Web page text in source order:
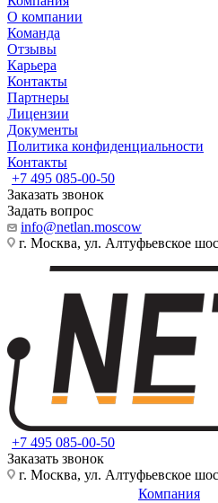
О компании
Команда
Отзывы
Карьера
Контакты
Партнеры
Лицензии
Документы
Политика конфиденциальности
Контакты
+7 495 085-00-50
Заказать звонок
Задать вопрос
info@netlan.moscow
г. Москва, ул. Алтуфьевское
+7 495 085-00-50
Заказать звонок
г. Москва, ул. Алтуфьевское
Компания